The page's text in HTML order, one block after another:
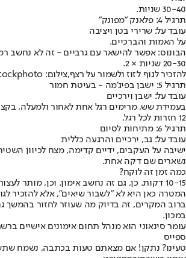
30-40 שניות.
תרגיל 4: פלאנק "מפונק"
עובד על: שרירי בטן ויציבה
על האמות והברכיים.
הבונוס: אפשר להישאר עם גרביים - זה לא נחשב
20-30 שניות × 2.
להזכיר לגוף לזוז ולשמור על רצף,צילום: istockphoto
תרגיל 5: ישבן בפיג’מה - בעיטת חמור
עובד על: ישבן וירכיים
בעמידת שש, מרימים רגל אחת לאחור ולמעלה,
12 חזרות לכל רגל.
תרגיל 6: מתיחות לסיום
עובד על: גב, ירכיים והרגעה כללית
ישיבה על העקבים, ידיים קדימה, מצח לכיוון
נשארים שם דקה אחת.
כמה זמן זה לוקח?
10-15 דקות. כן, גם זה נחשב אימון. וכן, מותר לעצור באמצע.
המטרה כאן היא לא "לשבור שיאים", אלא להזכיר
ברוב המקרים, זה בדיוק מה שעוזר לחזור בהמשך
במכון.
עומר סינאוני הוא מנהל תחום אימונים אישיים
ספייס
טעינו? נתקן! אם מצאתם טעות בכתבה, נשמח